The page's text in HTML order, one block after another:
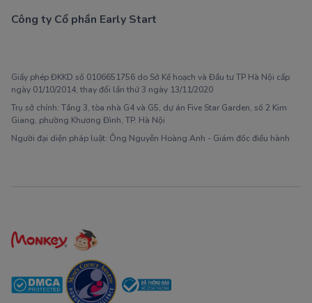
Công ty Cổ phần Early Start
Giấy phép ĐKKD số 0106651756 do Sở Kế hoạch và Đầu tư TP Hà Nội cấp
ngày 01/10/2014, thay đổi lần thứ 3 ngày 13/11/2020
Trụ sở chính: Tầng 3, tòa nhà G4 và G5, dự án Five Star Garden, số 2 Kim
Giang, phường Khương Đình, TP. Hà Nội
Người đại diện pháp luật: Ông Nguyễn Hoàng Anh - Giám đốc điều hành